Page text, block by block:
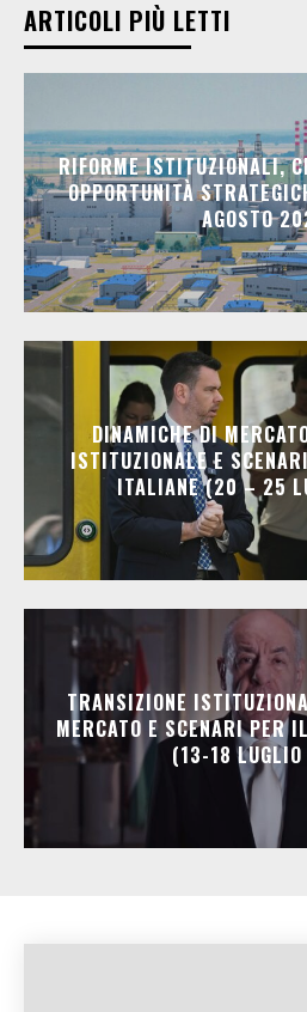
ARTICOLI PIÙ LETTI
RIFORME ISTITUZIONALI,
OPPORTUNITÀ
AGOSTO
DINAMICHE DI
ISTITUZIONALE E
ITALIANE (20 – 25
TRANSIZIONE
MERCATO E SCENARI PER
(13-18